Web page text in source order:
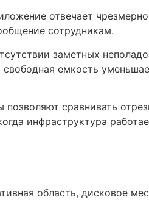
отвечает
сотрудникам.
заметных
емкость
сравнивать
инфраструктура
область, дисковое